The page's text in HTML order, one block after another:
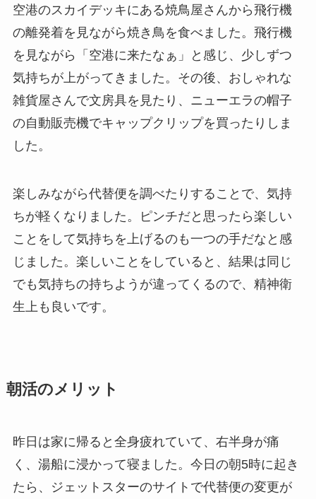
空港のスカイデッキにある焼鳥屋さんから飛行機
の離発着を見ながら焼き鳥を食べました。飛行機
を見ながら「空港に来たなぁ」と感じ、少しずつ
気持ちが上がってきました。その後、おしゃれな
雑貨屋さんで文房具を見たり、ニューエラの帽子
の自動販売機でキャップクリップを買ったりしま
した。
楽しみながら代替便を調べたりすることで、気持
ちが軽くなりました。ピンチだと思ったら楽しい
ことをして気持ちを上げるのも一つの手だなと感
じました。楽しいことをしていると、結果は同じ
でも気持ちの持ちようが違ってくるので、精神衛
生上も良いです。
朝活のメリット
昨日は家に帰ると全身疲れていて、右半身が痛
く、湯船に浸かって寝ました。今日の朝5時に起き
たら、ジェットスターのサイトで代替便の変更が